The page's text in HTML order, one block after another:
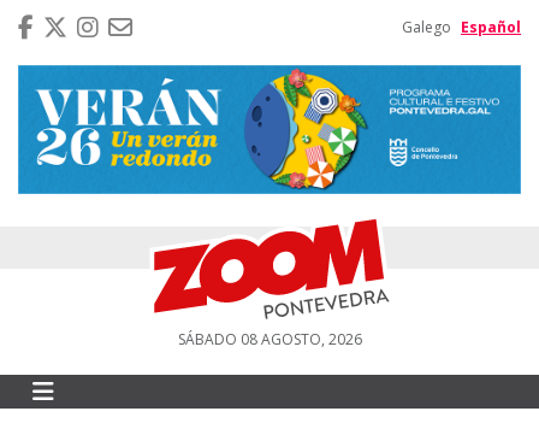
Galego Español
SÁBADO 08 AGOSTO, 2026